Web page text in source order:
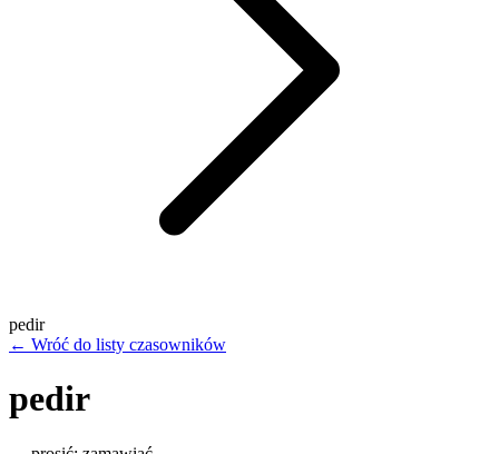
pedir
← Wróć do listy czasowników
pedir